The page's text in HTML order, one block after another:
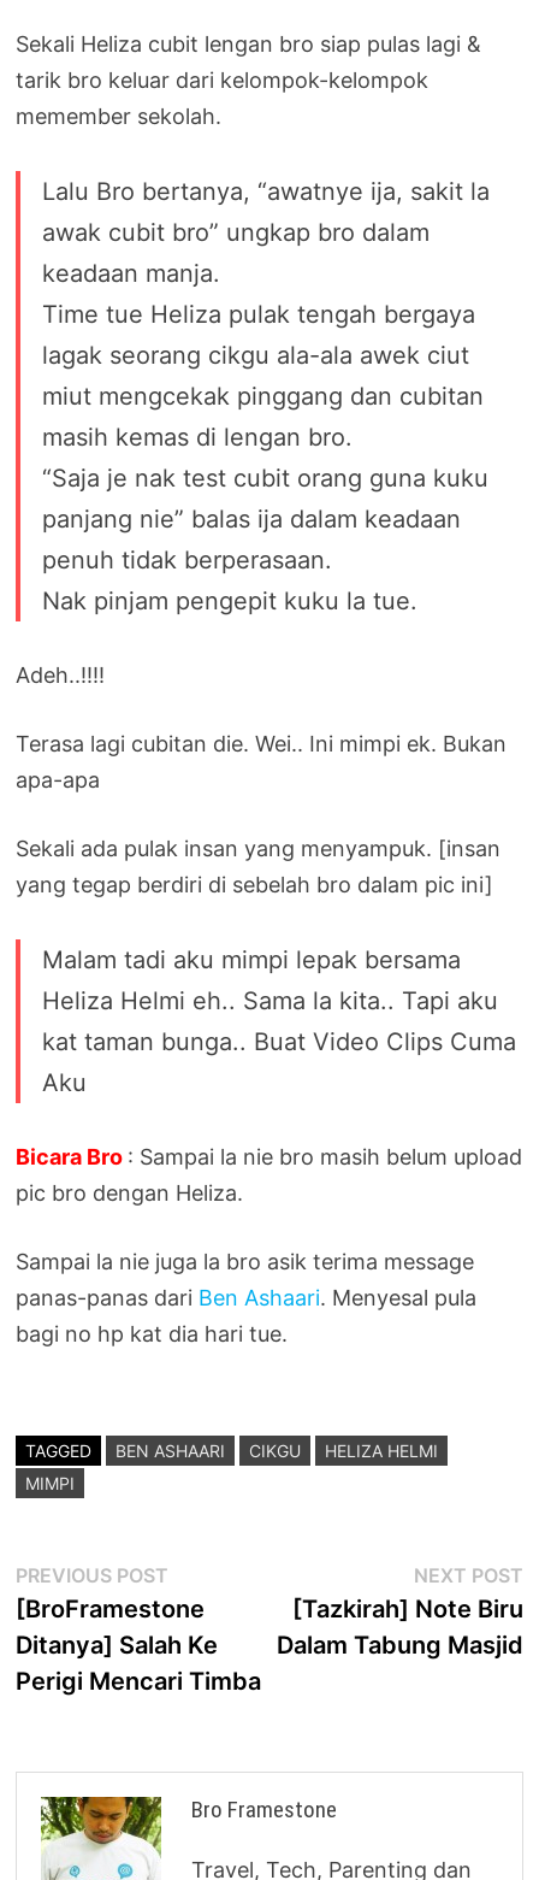
Sekali Heliza cubit lengan bro siap pulas lagi &
tarik bro keluar dari kelompok-kelompok
memember sekolah.
Lalu Bro bertanya, “awatnye ija, sakit la
awak cubit bro” ungkap bro dalam
keadaan manja.
Time tue Heliza pulak tengah bergaya
lagak seorang cikgu ala-ala awek ciut
miut mengcekak pinggang dan cubitan
masih kemas di lengan bro.
“Saja je nak test cubit orang guna kuku
panjang nie” balas ija dalam keadaan
penuh tidak berperasaan.
Nak pinjam pengepit kuku la tue.
Adeh..!!!!
Terasa lagi cubitan die. Wei.. Ini mimpi ek. Bukan
apa-apa
Sekali ada pulak insan yang menyampuk. [insan
yang tegap berdiri di sebelah bro dalam pic ini]
Malam tadi aku mimpi lepak bersama
Heliza Helmi eh.. Sama la kita.. Tapi aku
kat taman bunga.. Buat Video Clips Cuma
Aku
Bicara Bro : Sampai la nie bro masih belum upload
pic bro dengan Heliza.
Sampai la nie juga la bro asik terima message
panas-panas dari Ben Ashaari. Menyesal pula
bagi no hp kat dia hari tue.
TAGGED BEN ASHAARI CIKGU
HELIZA HELMI
MIMPI
Post
navigation
PREVIOUS POST
post:
[BroFramestone
Ditanya] Salah Ke
Perigi Mencari Timba
NEXT POST
[Tazkirah] Note Biru
Dalam Tabung Masjid
Bro Framestone
Travel, Tech, Parenting dan